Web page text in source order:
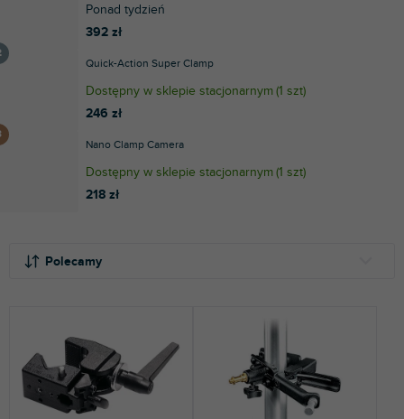
Ponad tydzień
392 zł
Quick-Action Super Clamp
Dostępny w sklepie stacjonarnym(1 szt)
246 zł
Nano Clamp Camera
Dostępny w sklepie stacjonarnym(1 szt)
218 zł
Polecamy
NAJCZĘŚCIEJ SPRZEDAWANE
ALFABETYCZNIE